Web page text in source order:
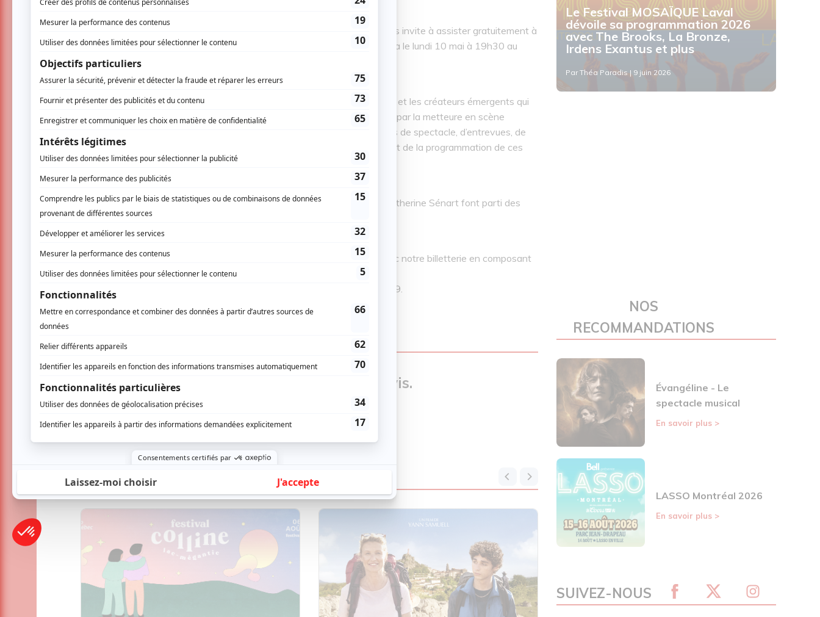
C’est avec beaucoup d’enthousiasme que la SPEC du Haut-Richelieu vous invite à assister gratuitement à
la présentation de la saison 2010-2011 de ces deux séries, qui se tiendra le lundi 10 mai à 19h30 au
Théâtre des Deux Rives
Par cet événement, le grand public pourra découvrir les artistes reconnus et les créateurs émergents qui
envahiront la scène au cours de la prochaine saison. Cette soirée, signée par la metteure en scène
Caroline Lavoie, sera ponctuée de prestations d’artistes invités, d’extraits de spectacle, d’entrevues, de
capsules vidéo et d’animation et permettra d’offrir un véritable avant-goût de la programmation de ces
deux séries.
Parmi les invités, Louisette Dussault, Albert Millaire, Diane Lavallée et Catherine Sénart font parti des
artistes attendus, liste à laquelle s’ajouteront bien d’autres surprises.
Pour vous procurer un laissez-passer, communiquez dès maintenant avec notre billetterie en composant
le 450 358-3949 begin_of_the_skype_highlighting 450 358-
3949 end_of_the_skype_highlighting ou sans frais le 1 888 443-3949.
AUCUN COMMENTAIRE
Vous devez être connecté pour donner un avis.
Connectez-vous ici.
TOUTES LES OFFRES
Le Festival MOSAÏQUE Laval
dévoile sa programmation 2026
avec The Brooks, La Bronze,
Irdens Exantus et plus
Par Théa Paradis | 9 juin 2026
NOS
RECOMMANDATIONS
Évangéline - Le
spectacle musical
En savoir plus >
LASSO Montréal 2026
En savoir plus >
SUIVEZ-NOUS